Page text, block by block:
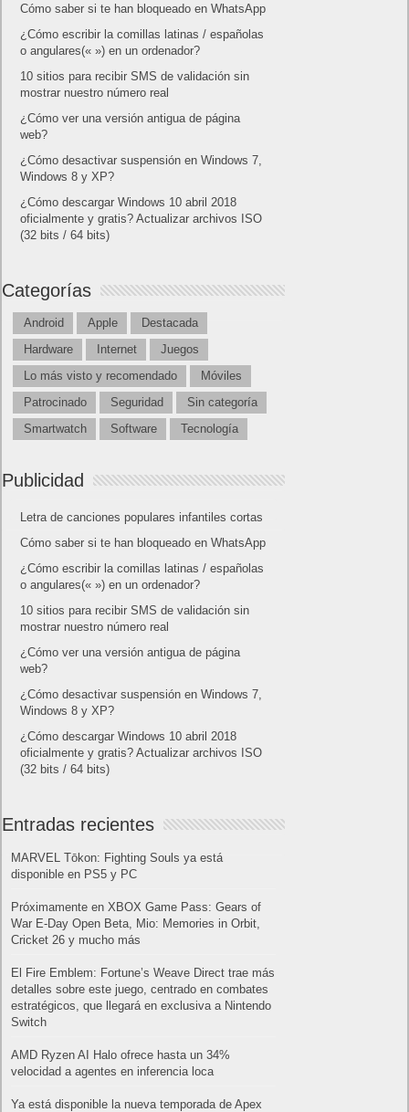
Cómo saber si te han bloqueado en WhatsApp
¿Cómo escribir la comillas latinas / españolas
o angulares(« ») en un ordenador?
10 sitios para recibir SMS de validación sin
mostrar nuestro número real
¿Cómo ver una versión antigua de página
web?
¿Cómo desactivar suspensión en Windows 7,
Windows 8 y XP?
¿Cómo descargar Windows 10 abril 2018
oficialmente y gratis? Actualizar archivos ISO
(32 bits / 64 bits)
Categorías
Android Apple
Destacada
Hardware
Internet
Juegos
Lo más visto y recomendado
Móviles
Patrocinado
Seguridad
Sin categoría
Smartwatch
Software Tecnología
Publicidad
Letra de canciones populares infantiles cortas
Cómo saber si te han bloqueado en WhatsApp
¿Cómo escribir la comillas latinas / españolas
o angulares(« ») en un ordenador?
10 sitios para recibir SMS de validación sin
mostrar nuestro número real
¿Cómo ver una versión antigua de página
web?
¿Cómo desactivar suspensión en Windows 7,
Windows 8 y XP?
¿Cómo descargar Windows 10 abril 2018
oficialmente y gratis? Actualizar archivos ISO
(32 bits / 64 bits)
Entradas recientes
MARVEL Tōkon: Fighting Souls ya está
disponible en PS5 y PC
Próximamente en XBOX Game Pass: Gears of
War E-Day Open Beta, Mio: Memories in Orbit,
Cricket 26 y mucho más
El Fire Emblem: Fortune’s Weave Direct trae más
detalles sobre este juego, centrado en combates
estratégicos, que llegará en exclusiva a Nintendo
Switch
AMD Ryzen AI Halo ofrece hasta un 34%
velocidad a agentes en inferencia loca
Ya está disponible la nueva temporada de Apex